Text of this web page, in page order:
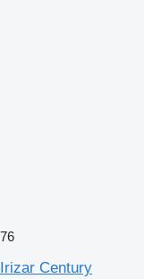
76
Irizar Century